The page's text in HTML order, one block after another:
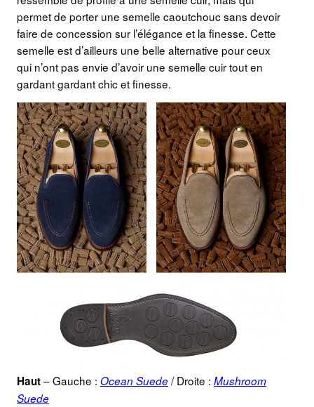
permet de porter une semelle caoutchouc sans devoir
faire de concession sur l’élégance et la finesse. Cette
semelle est d’ailleurs une belle alternative pour ceux
qui n’ont pas envie d’avoir une semelle cuir tout en
gardant gardant chic et finesse.
Haut– Gauche : Ocean Suede / Droite : Mushroom
Suede